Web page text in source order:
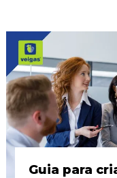
Guia para